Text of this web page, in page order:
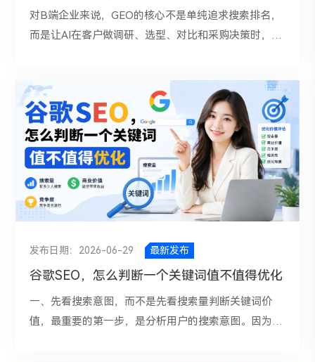
抓取频率，甚至长期不收录。内链的核心作用并不是单
纯增加链接数量，而是帮助搜索引擎理解网站结构。一
是核心页面，哪些页面是辅助页面，哪些内容之间存在
主题关联。如果只是为了增加层级而不断创建分类、子
分类、标签页和聚合页，反而可能造成结构混乱。对谷
歌SEO更友好的做法，是让重要页面尽量处在较浅层
级。一般来说，核心产品页、核心服务页、重点分类
页，最好能在首页或主要导航中被直接访问，或者在两
到三次点击内到达。这样不仅有利于搜索引擎抓取，也
能让用户更快找到关键内容。如果层级只是为了堆关键
词、制造更多页面，或者为了让网站看起来内容很多，
就容易产生SEO风险。大量低质量分类页、标签页、筛
选页，可能会造成重复内容、抓取浪费和权重分散。最
终，真正重要的页面反而得不到足够的内部链接支持。
一个好的内链结构，应该遵循“重要页面浅层化，相关
对B端企业来说，GEO的核心不是单纯追求搜索排名，
而是让AI在客户做调研、选型、对比和采购决策时，把
AI工具的回答中更容易被提及、被引用、被推荐。一、
先建立客户“问题地图”B端采购链路长、参与角色多，
客户不会一开始就搜索品牌名，而是会从问题出发。因
此，做GEO的第一步，是梳理客户在不同阶段会问什
么。问题地图可以按采购阶段拆解：GEO问题地图(示
意)认知阶段客户还不知道具体方案评估阶段客户开始
比较不同方案对比阶段客户会把你和竞品放在一起决策
为什么需要XX方案？XX能解决哪些业务问题？如何选
择XX供应商？XX产品有哪些选型标准？XX和YY有什么
司/B公司的产品？XX产品多少钱？XX项目实施周期多
久？XX是否支持私模定制？XX是否符合等保、ISO...等
发布日期：2026-06-29 最新发布
谷歌SEO，怎么判断一个关键词值不值得优化
一、先看搜索意图，而不是先看搜索量判断关键词价
值，最重要的第一步，是分析用户的搜索意图。因为同